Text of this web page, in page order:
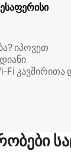
იპოვეთ
კავშირითა